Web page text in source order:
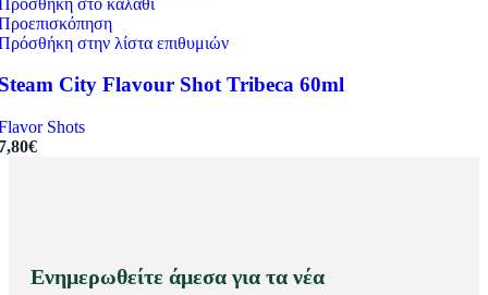
στην λίστα επιθυμιών
City Flavour Shot Tribeca 60ml
Shots
€
Ενημερωθείτε άμεσα για τα νέα